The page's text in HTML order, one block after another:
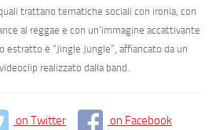
trattano tematiche sociali con ironia, con
al reggae e con un’immagine accattivante
estratto è “Jingle Jungle”, affiancato da un
realizzato dalla band.
on Twitter on Facebook